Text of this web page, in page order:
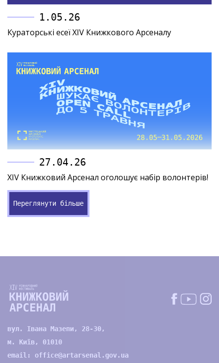
1.05.26
Кураторські есеї XIV Книжкового Арсеналу
27.04.26
XIV Книжковий Арсенал оголошує набір волонтерів!
Переглянути більше
вул. Івана Мазепи, 28-30,
м. Київ, 01010
email: office@artarsenal.gov.ua